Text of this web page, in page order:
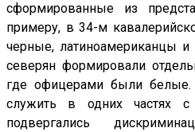
сформированные из
примеру, в 34-м
черные, латиноамериканцы
северян формировали
где офицерами были белые.
служить в одних частях
подвергались